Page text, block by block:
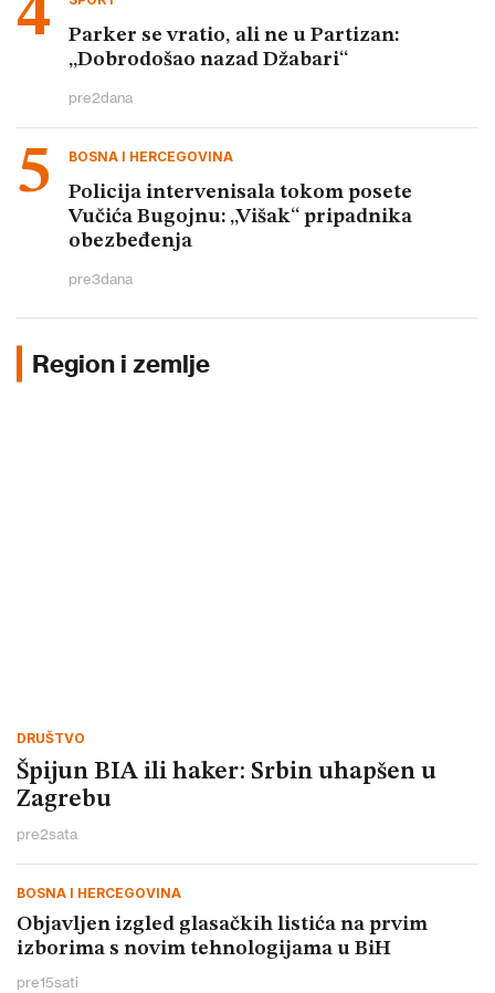
Parker se vratio, ali ne u Partizan:
„Dobrodošao nazad Džabari“
pre2dana
BOSNA I HERCEGOVINA
Policija intervenisala tokom posete
Vučića Bugojnu: „Višak“ pripadnika
obezbeđenja
pre3dana
Region i zemlje
DRUŠTVO
Špijun BIA ili haker: Srbin uhapšen u
Zagrebu
pre2sata
BOSNA I HERCEGOVINA
Objavljen izgled glasačkih listića na prvim
izborima s novim tehnologijama u BiH
pre15sati